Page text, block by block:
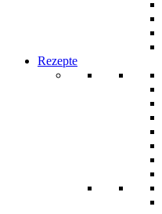
Rezepte